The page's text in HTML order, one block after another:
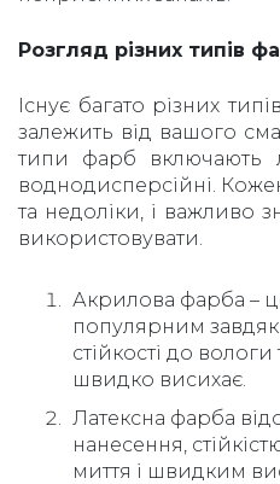
Розгляд різних типів
Існує багато різних
залежить від вашого
типи фарб включають
воднодисперсійні.
та недоліки, і важливо
використовувати.
Акрилова фарба –
популярним
стійкості до
швидко висихає.
Латексна фарба
нанесення,
миття і швидким